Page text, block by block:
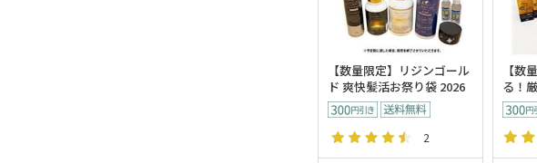
【数量限定】リジンゴール
ド 爽快髪活お祭り袋 2026
2
【数
る！
26